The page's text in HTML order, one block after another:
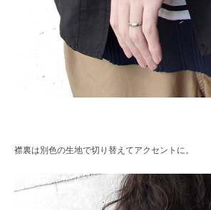
襟裏は別色の生地で切り替えてアクセントに。